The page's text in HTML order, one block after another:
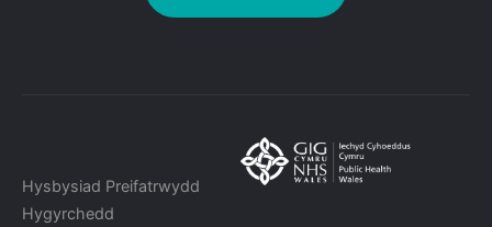
Hysbysiad Preifatrwydd
Hygyrchedd